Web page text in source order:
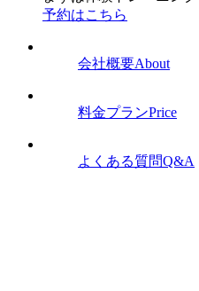
予約はこちら
会社概要About
料金プランPrice
よくある質問Q&A